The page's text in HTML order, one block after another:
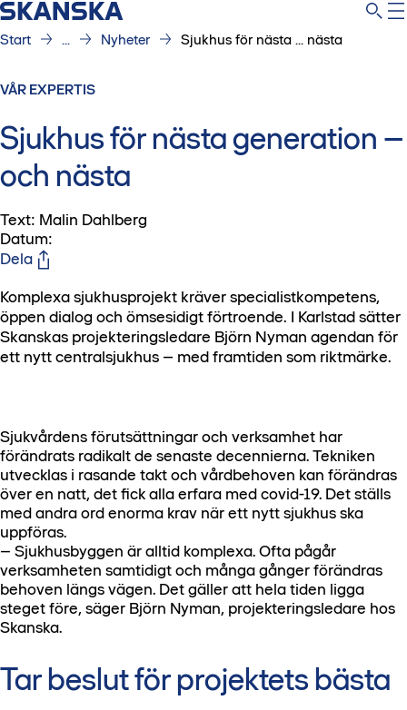
Start ... Nyheter Sjukhus för nästa ... nästa
VÅR EXPERTIS
Sjukhus för nästa generation –
och nästa
Text: Malin Dahlberg
Datum:
Dela
Komplexa sjukhusprojekt kräver specialistkompetens,
öppen dialog och ömsesidigt förtroende. I Karlstad sätter
Skanskas projekteringsledare Björn Nyman agendan för
ett nytt centralsjukhus – med framtiden som riktmärke.
Sjukvårdens förutsättningar och verksamhet har
förändrats radikalt de senaste decennierna. Tekniken
utvecklas i rasande takt och vårdbehoven kan förändras
över en natt, det fick alla erfara med covid-19. Det ställs
med andra ord enorma krav när ett nytt sjukhus ska
uppföras.
– Sjukhusbyggen är alltid komplexa. Ofta pågår
verksamheten samtidigt och många gånger förändras
behoven längs vägen. Det gäller att hela tiden ligga
steget före, säger Björn Nyman, projekteringsledare hos
Skanska.
Tar beslut för projektets bästa